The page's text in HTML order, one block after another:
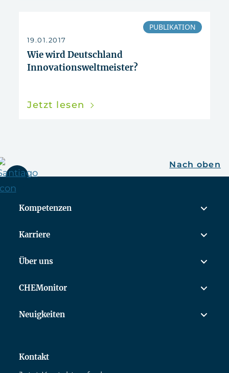
PUBLIKATION
19.01.2017
Wie wird Deutschland
Innovationsweltmeister?
Jetzt lesen
Nach oben
Kompetenzen
Karriere
Über uns
CHEMonitor
Neuigkeiten
Kontakt